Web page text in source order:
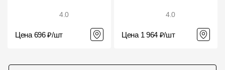
4.0
Цена 696 ₽/шт
4.0
Цена 1 964 ₽/шт